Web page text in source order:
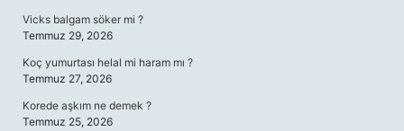
Vicks balgam söker mi ?
Temmuz 29, 2026
Koç yumurtası helal mi haram mı ?
Temmuz 27, 2026
Korede aşkım ne demek ?
Temmuz 25, 2026